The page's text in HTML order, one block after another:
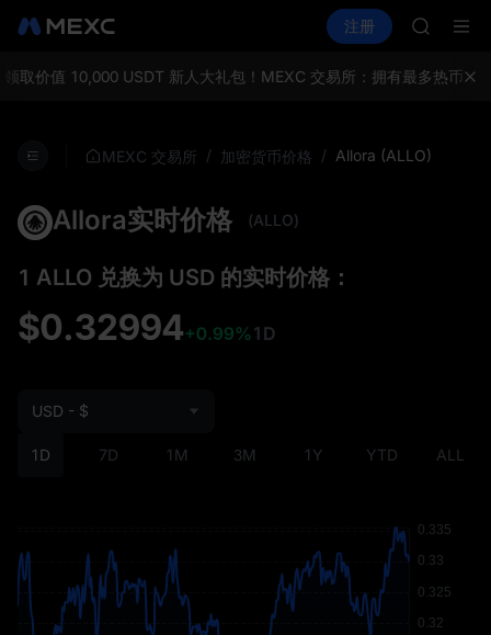
SPCX 理财 活
注册
AAOI
AAOI
取价值 10,000 USDT 新人大礼包！ MEXC 交易所：拥有最多热币，
MEXC 交易所 / 加密货币价格 / Allora (ALLO)
Allora实时价格 (ALLO)
1 ALLO 兑换为 USD 的实时价格：
$0.32994+0.99% 1D
1D 7D 1M 3M 1Y YTD ALL
USD - $